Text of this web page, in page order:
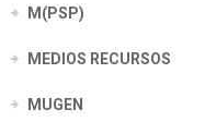
M(PSP)
MEDIOS RECURSOS
MUGEN